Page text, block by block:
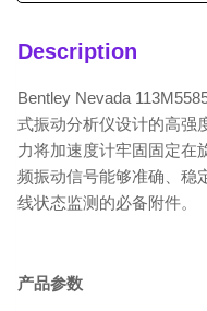
Description
Bentley Nevada
式振动分析仪设计的高强
力将加速度计牢固固定在
频振动信号能够准确、稳
线状态监测的必备附件。
产品参数